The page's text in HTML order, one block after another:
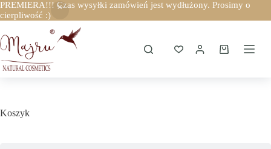
PREMIERA!!! Czas wysyłki zamówień jest wydłużony. Prosimy o
cierpliwość :)
do
treści
Koszyk
Koszyk